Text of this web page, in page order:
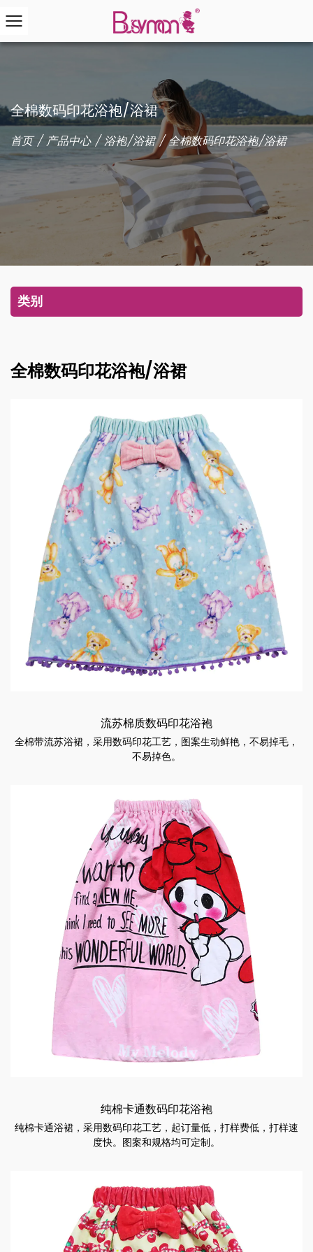
全棉数码印花浴袍/浴裙
首页/产品中心/浴袍/浴裙/全棉数码印花浴袍/浴裙
类别
全棉数码印花浴袍/浴裙
流苏棉质数码印花浴袍
全棉带流苏浴裙，采用数码印花工艺，图案生动鲜艳，不易掉毛，
不易掉色。
纯棉卡通数码印花浴袍
纯棉卡通浴裙，采用数码印花工艺，起订量低，打样费低，打样速
度快。图案和规格均可定制。